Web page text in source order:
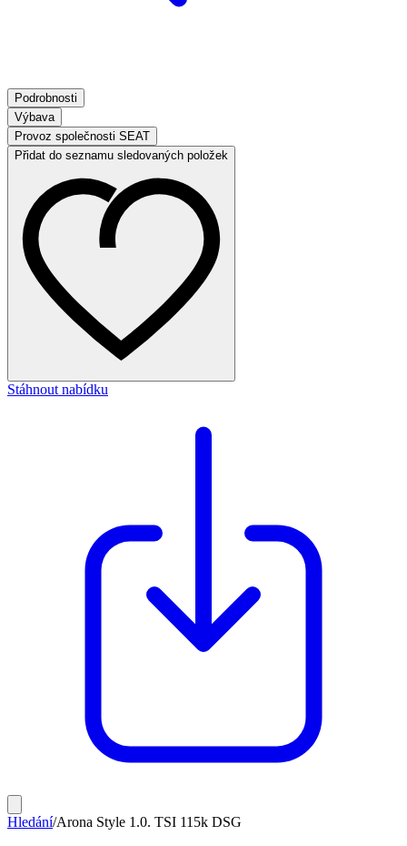
Podrobnosti
Výbava
Provoz společnosti SEAT
Přidat do seznamu sledovaných položek
Stáhnout nabídku
Hledání/Arona Style 1.0. TSI 115k DSG